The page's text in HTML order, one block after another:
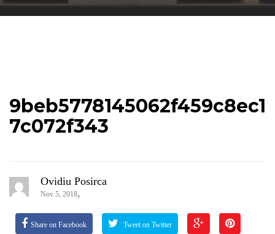
9beb5778145062f459c8ec1
7c072f343
Ovidiu Posirca
Nov 5, 2018,
Share on Facebook Tweet on Twitter